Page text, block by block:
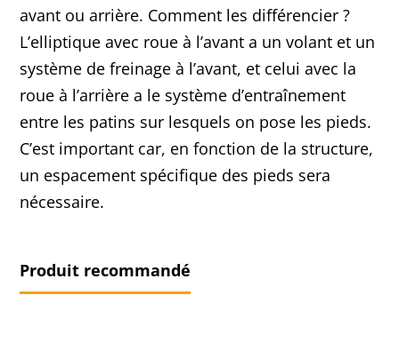
avant ou arrière. Comment les différencier ?
L’elliptique avec roue à l’avant a un volant et un
système de freinage à l’avant, et celui avec la
roue à l’arrière a le système d’entraînement
entre les patins sur lesquels on pose les pieds.
C’est important car, en fonction de la structure,
un espacement spécifique des pieds sera
nécessaire.
Produit recommandé